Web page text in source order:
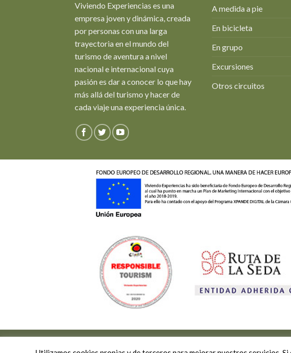
Viviendo Experiencias es una
empresa joven y dinámica, creada
por personas con una larga
trayectoria en el mundo del
turismo de aventura a nivel
nacional e internacional cuya
pasión es dar a conocer lo que hay
más allá del turismo y hacer de
cada viaje una experiencia única.
A medida a pie
En bicicleta
En grupo
Excursiones
Otros circuitos